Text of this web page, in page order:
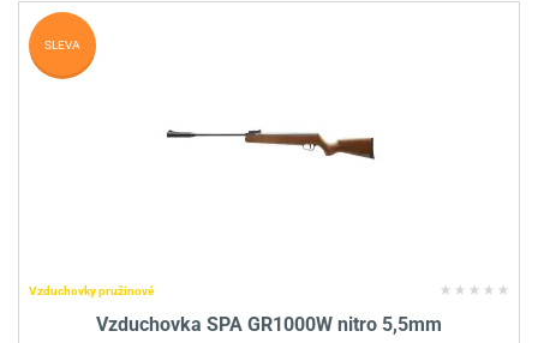
Vzduchovky pružinové
Vzduchovka SPA GR1000W nitro 5,5mm
SLEVA